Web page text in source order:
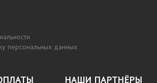
персональных данных
НАШИ ПАРТНЁРЫ